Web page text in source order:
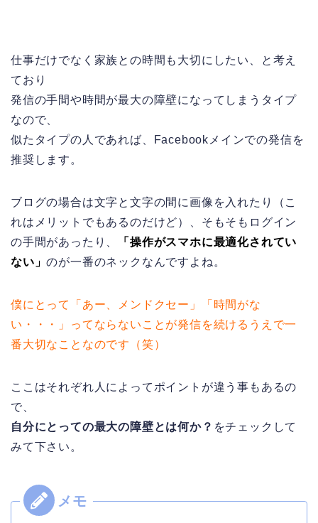
仕事だけでなく家族との時間も大切にしたい、と考え
ており
発信の手間や時間が最大の障壁になってしまうタイプ
なので、
似たタイプの人であれば、Facebookメインでの発信を
推奨します。
ブログの場合は文字と文字の間に画像を入れたり（こ
れはメリットでもあるのだけど）、そもそもログイン
の手間があったり、
「操作がスマホに最適化されてい
ない」のが一番のネックなんですよね。
僕にとって「あー、メンドクセー」「時間がな
い・・・」ってならないことが発信を続けるうえで一
番大切なことなのです（笑）
ここはそれぞれ人によってポイントが違う事もあるの
で、
自分にとっての最大の障壁とは何か？ をチェックして
みて下さい。